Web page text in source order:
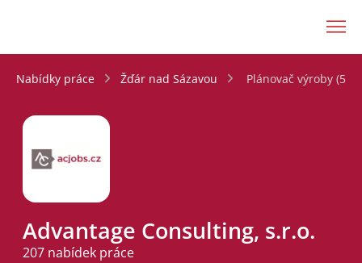
Nabídky práce Žďár nad Sázavou Plánovač výroby (50-
Advantage Consulting, s.r.o.
207 nabídek práce